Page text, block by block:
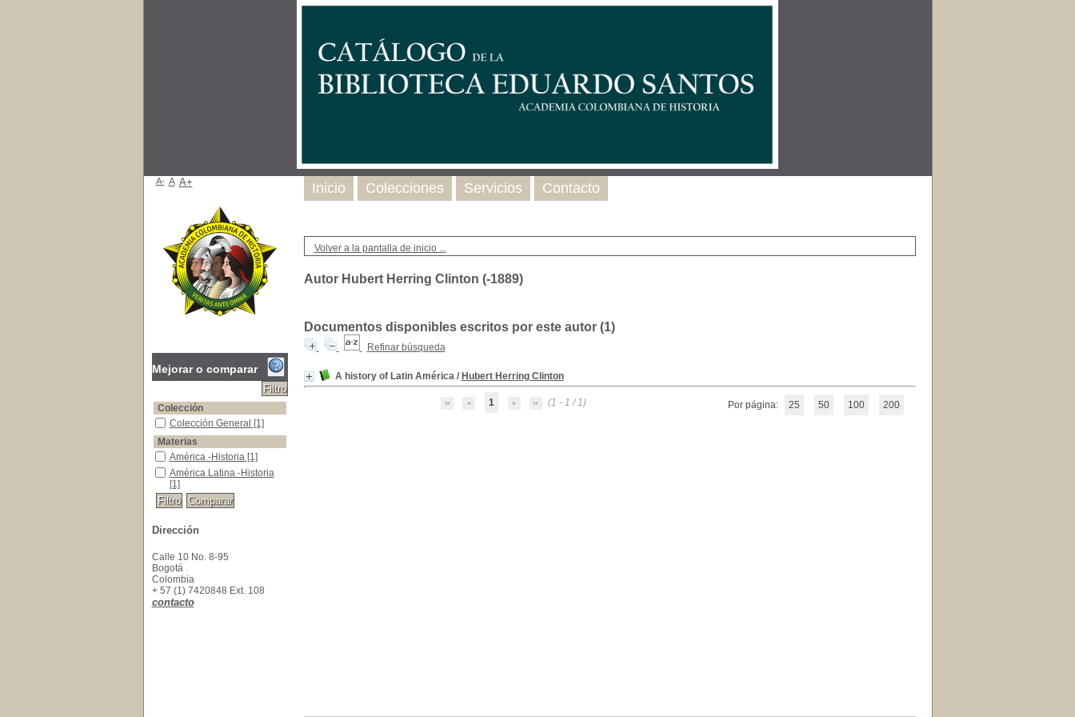
Volver a la pantalla de inicio ...
Autor Hubert Herring Clinton (-1889)
Documentos disponibles escritos por este autor (1)
Refinar búsqueda
A history of Latin América / Hubert Herring Clinton
1 (1 - 1 / 1) Por página: 25 50 100 200
Inicio Colecciones Servicios Contacto
A- A A+
Mejorar o comparar
Colección
Colección General
Colección General [1]
Materias
América -Historia
América -Historia [1]
América Latina -Historia
América Latina -Historia
[1]
Dirección
Calle 10 No. 8-95
Bogotá
Colombia
+ 57 (1) 7420848 Ext. 108
contacto